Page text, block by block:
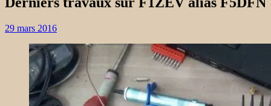
29 mars 2016